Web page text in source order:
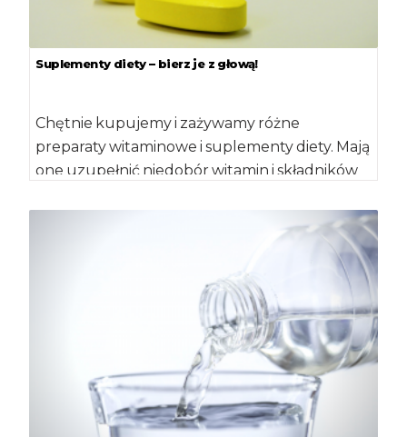
Suplementy diety – bierz je z głową!
Chętnie kupujemy i zażywamy różne
preparaty witaminowe i suplementy diety. Mają
one uzupełnić niedobór witamin i składników